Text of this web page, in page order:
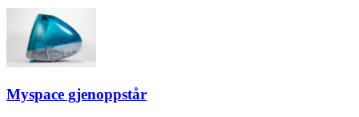
Myspace gjenoppstår